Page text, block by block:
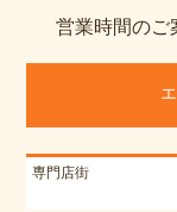
営業時間のご
専門店街